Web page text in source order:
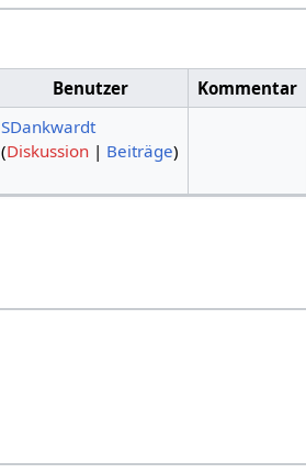
Benutzer
Kommentar
SDankwardt
(Diskussion| Beiträge)